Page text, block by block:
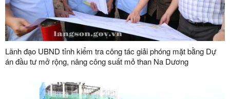
Lãnh đạo UBND tỉnh kiểm tra công tác giải phóng mặt bằng Dự
án đầu tư mở rộng, nâng công suất mỏ than Na Dương